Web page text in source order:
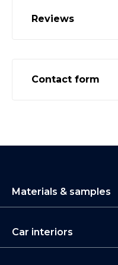
Reviews
Contact form
Materials & samples
Car interiors